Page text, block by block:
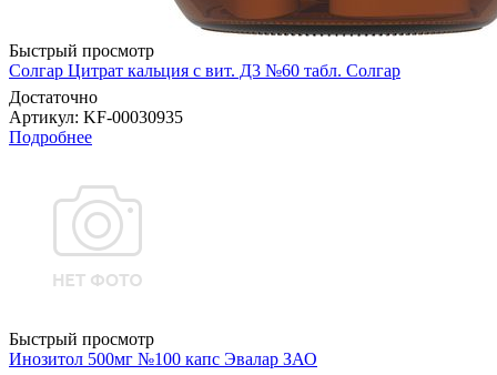
Быстрый просмотр
Солгар Цитрат кальция с вит. Д3 №60 табл. Солгар
Достаточно
Артикул: KF-00030935
Подробнее
Быстрый просмотр
Инозитол 500мг №100 капс Эвалар ЗАО